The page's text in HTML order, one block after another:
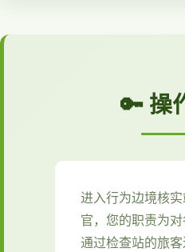
🔑 操
进入行为边境核
官，您的职责为
通过检查站的旅